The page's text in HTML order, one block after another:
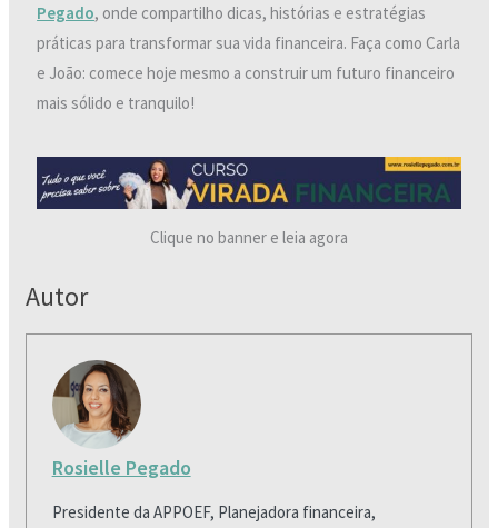
Pegado, onde compartilho dicas, histórias e estratégias
práticas para transformar sua vida financeira. Faça como Carla
e João: comece hoje mesmo a construir um futuro financeiro
mais sólido e tranquilo!
Clique no banner e leia agora
Autor
Rosielle Pegado
Presidente da APPOEF, Planejadora financeira,